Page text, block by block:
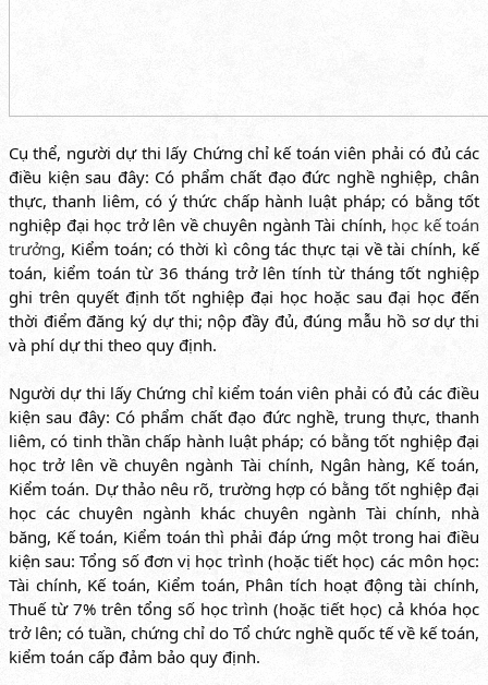
Cụ thể, người dự thi lấy Chứng chỉ kế toán viên phải có đủ các
điều kiện sau đây: Có phẩm chất đạo đức nghề nghiệp, chân
thực, thanh liêm, có ý thức chấp hành luật pháp; có bằng tốt
nghiệp đại học trở lên về chuyên ngành Tài chính, học kế toán
trưởng, Kiểm toán; có thời kì công tác thực tại về tài chính, kế
toán, kiểm toán từ 36 tháng trở lên tính từ tháng tốt nghiệp
ghi trên quyết định tốt nghiệp đại học hoặc sau đại học đến
thời điểm đăng ký dự thi; nộp đầy đủ, đúng mẫu hồ sơ dự thi
và phí dự thi theo quy định.
Người dự thi lấy Chứng chỉ kiểm toán viên phải có đủ các điều
kiện sau đây: Có phẩm chất đạo đức nghề, trung thực, thanh
liêm, có tinh thần chấp hành luật pháp; có bằng tốt nghiệp đại
học trở lên về chuyên ngành Tài chính, Ngân hàng, Kế toán,
Kiểm toán. Dự thảo nêu rõ, trường hợp có bằng tốt nghiệp đại
học các chuyên ngành khác chuyên ngành Tài chính, nhà
băng, Kế toán, Kiểm toán thì phải đáp ứng một trong hai điều
kiện sau: Tổng số đơn vị học trình (hoặc tiết học) các môn học:
Tài chính, Kế toán, Kiểm toán, Phân tích hoạt động tài chính,
Thuế từ 7% trên tổng số học trình (hoặc tiết học) cả khóa học
trở lên; có tuần, chứng chỉ do Tổ chức nghề quốc tế về kế toán,
kiểm toán cấp đảm bảo quy định.